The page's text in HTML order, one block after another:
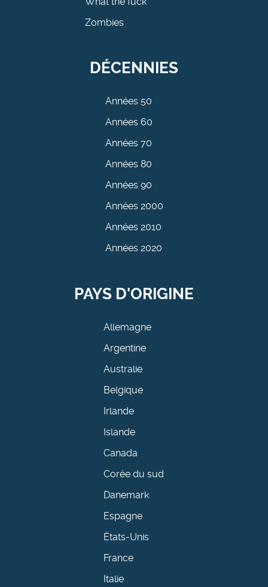
Zombies
DÉCENNIES
Années 50
Années 60
Années 70
Années 80
Années 90
Années 2000
Années 2010
Années 2020
PAYS D'ORIGINE
Allemagne
Argentine
Australie
Belgique
Irlande
Islande
Canada
Corée du sud
Danemark
Espagne
États-Unis
France
Italie